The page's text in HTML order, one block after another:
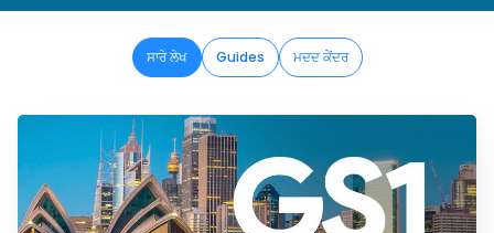
ਸਾਰੇ ਲੇਖ Guides ਮਦਦ ਕੇਂਦਰ